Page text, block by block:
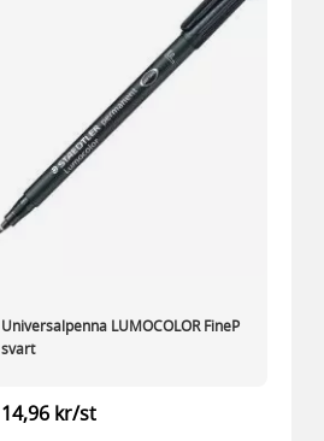
Universalpenna LUMOCOLOR FineP
svart
14,96 kr/st